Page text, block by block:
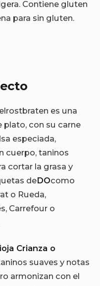
Contiene gluten
para sin gluten.
es una
plato, con su carne
especiada,
cuerpo, taninos
cortar la grasa y
deDOcomo
o Rueda,
Carrefour o
Crianza o
suaves y notas
armonizan con el